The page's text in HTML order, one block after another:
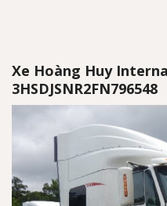
Xe Hoàng Huy
3HSDJSNR2FN796548